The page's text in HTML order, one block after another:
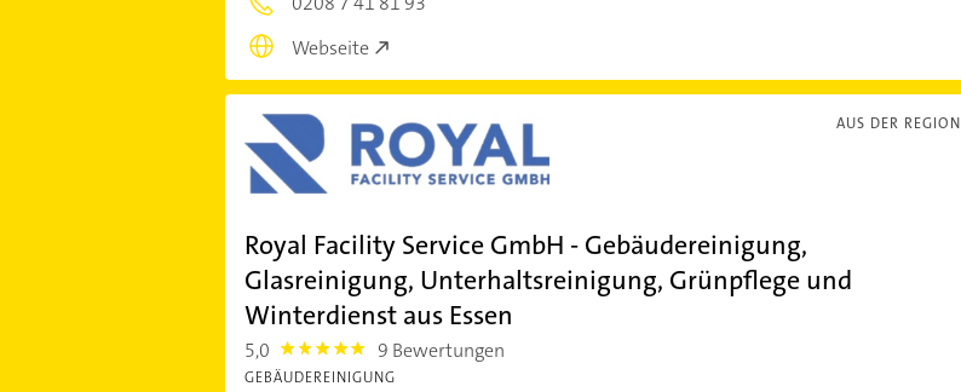
Webseite
AUS DER REGION
Royal Facility Service GmbH - Gebäudereinigung,
Glasreinigung, Unterhaltsreinigung, Grünpflege und
Winterdienst aus Essen
5,0 5.0 9 Bewertungen
GEBÄUDEREINIGUNG